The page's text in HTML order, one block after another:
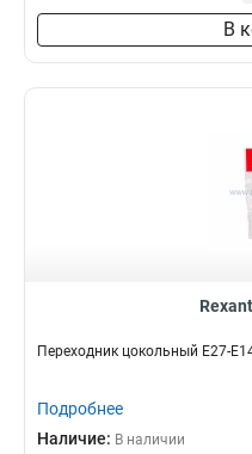
В
Переходник цокольный Е27-
Подробнее
Наличие: В наличии